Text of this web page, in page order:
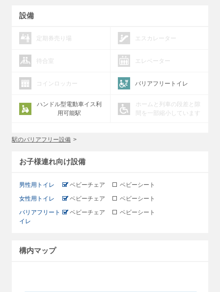
設備
定期券売り場 エスカレーター
待合室 エレベーター
コインロッカー バリアフリートイレ
ハンドル型電動車イス利
用可能駅
ホームと列車の段差と隙
間を一部縮小しています
駅のバリアフリー設備
お子様連れ向け設備
男性用トイレ ベビーチェア
ベビーシート
女性用トイレ
ベビーチェア
ベビーシート
バリアフリート
イレ
ベビーチェア ベビーシート
構内マップ